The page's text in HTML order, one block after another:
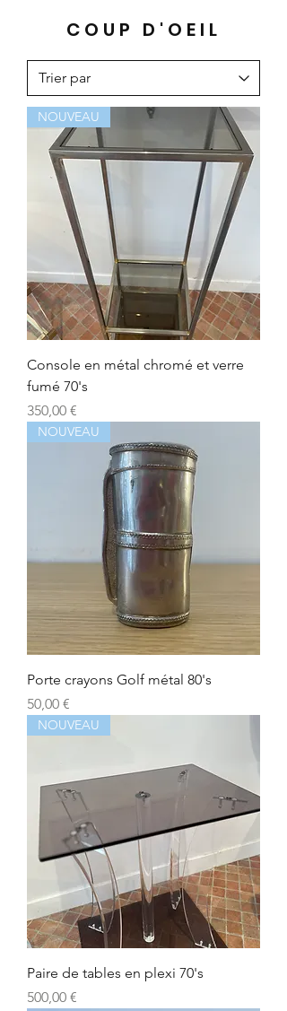
COUP D'OEIL
NOUVEAU
Console en métal chromé et verre
fumé 70's
Prix
350,00 €
NOUVEAU
Porte crayons Golf métal 80's
Prix
50,00 €
NOUVEAU
Paire de tables en plexi 70's
Prix
500,00 €